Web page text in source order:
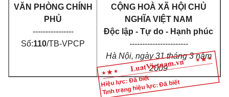
Hiệu lực: Đã biết
Tình trạng hiệu lực: Đã biết
VĂN PHÒNG CHÍNH
PHỦ
----------------
Số:110/TB-VPCP
CỘNG HOÀ XÃ HỘI CHỦ
NGHĨA VIỆT NAM
Độc lập - Tự do - Hạnh phúc
-----------------------
Hà Nội, ngày 31 tháng 3 năm
2009